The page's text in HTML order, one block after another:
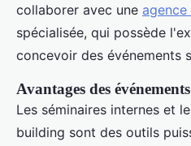
collaborer avec une
spécialisée, qui possède
concevoir des événements
Avantages des
Les séminaires internes et
building sont des outils